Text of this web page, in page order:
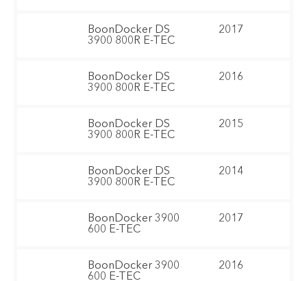
BoonDocker DS
3900 800R E-TEC
2017
BoonDocker DS
3900 800R E-TEC
2016
BoonDocker DS
3900 800R E-TEC
2015
BoonDocker DS
3900 800R E-TEC
2014
BoonDocker 3900
600 E-TEC
2017
BoonDocker 3900
600 E-TEC
2016